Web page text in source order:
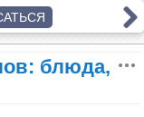
блюда,